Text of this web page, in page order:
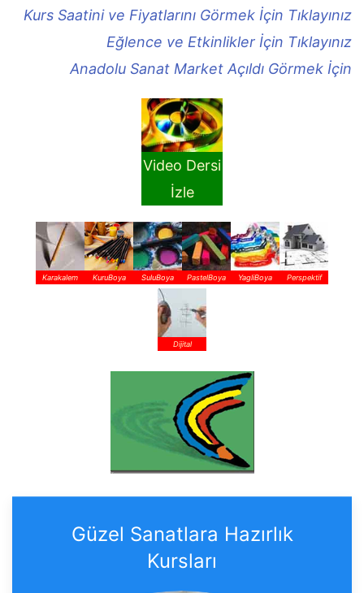
Kurs Saatini ve Fiyatlarını Görmek İçin Tıklayınız
Eğlence ve Etkinlikler İçin Tıklayınız
Anadolu Sanat Market Açıldı Görmek İçin
Video Dersi
İzle
Karakalem KuruBoya SuluBoya PastelBoya YagliBoya Perspektif
Dijital
Güzel Sanatlara Hazırlık
Kursları